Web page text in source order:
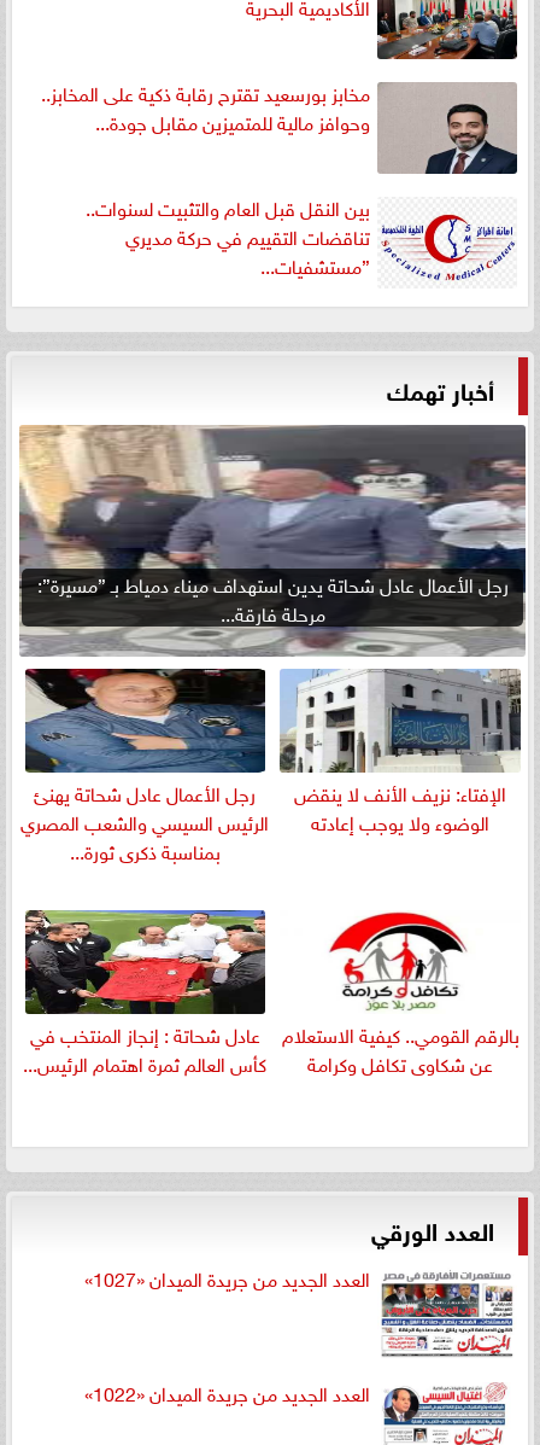
مخابز بورسعيد تقترح رقابة ذكية على المخابز..
وحوافز مالية للمتميزين مقابل جودة...
بين النقل قبل العام والتثبيت لسنوات..
تناقضات التقييم في حركة مديري
”مستشفيات...
أخبار تهمك
رجل الأعمال عادل شحاتة يدين استهداف ميناء دمياط بـ ”مسيرة”:
مرحلة فارقة...
الإفتاء: نزيف الأنف لا ينقض
الوضوء ولا يوجب إعادته
رجل الأعمال عادل شحاتة يهنئ
الرئيس السيسي والشعب المصري
بمناسبة ذكرى ثورة...
بالرقم القومي.. كيفية الاستعلام
عن شكاوى تكافل وكرامة
عادل شحاتة : إنجاز المنتخب في
كأس العالم ثمرة اهتمام الرئيس...
العدد الورقي
العدد الجديد من جريدة الميدان «1027»
العدد الجديد من جريدة الميدان «1022»